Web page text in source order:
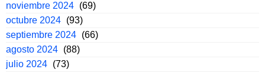
noviembre 2024 (69)
octubre 2024 (93)
septiembre 2024 (66)
agosto 2024 (88)
julio 2024 (73)